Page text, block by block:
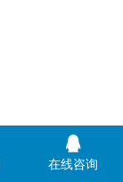
在线咨询